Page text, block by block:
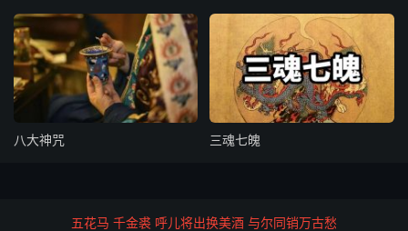
八大神咒 三魂七魄
五花马 千金裘 呼儿将出换美酒 与尔同销万古愁